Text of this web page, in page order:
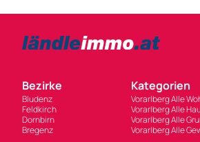
Bezirke
Bludenz
Feldkirch
Dornbirn
Bregenz
Kategorien
Vorarlberg Alle
Vorarlberg Alle
Vorarlberg Alle
Vorarlberg Alle